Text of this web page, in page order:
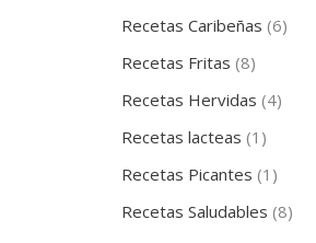
Recetas Caribeñas (6)
Recetas Fritas (8)
Recetas Hervidas (4)
Recetas lacteas (1)
Recetas Picantes (1)
Recetas Saludables (8)